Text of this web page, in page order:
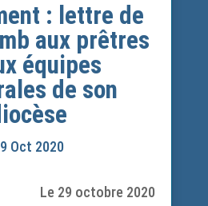
: lettre de
aux prêtres
équipes
de son
Oct 2020
Le 29 octobre 2020